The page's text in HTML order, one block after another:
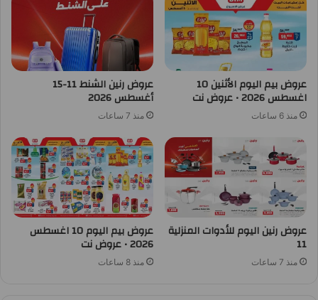
عروض بيم اليوم الأثنين 10
اغسطس 2026 • عروض نت
منذ 6 ساعات
عروض رنين الشنط 11-15
أغسطس 2026
منذ 7 ساعات
عروض رنين اليوم للأدوات المنزلية
11
منذ 7 ساعات
عروض بيم اليوم 10 اغسطس
2026 • عروض نت
منذ 8 ساعات